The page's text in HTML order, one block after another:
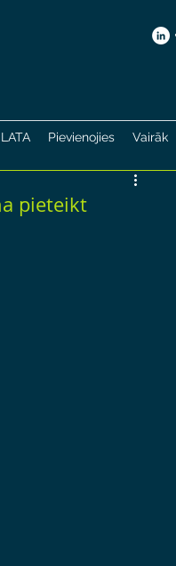
Pievienojies Vairāk
pieteikt